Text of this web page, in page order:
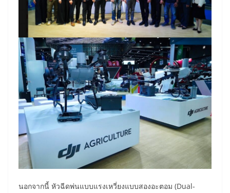
นอกจากนี้ หัวฉีดพ่นแบบแรงเหวี่ยงแบบสองอะตอม (Dual-